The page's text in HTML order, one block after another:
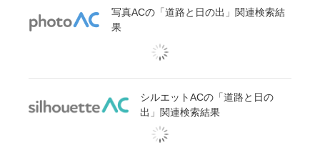
写真ACの「道路と日の出」関連検索結
果
シルエットACの「道路と日の
出」関連検索結果